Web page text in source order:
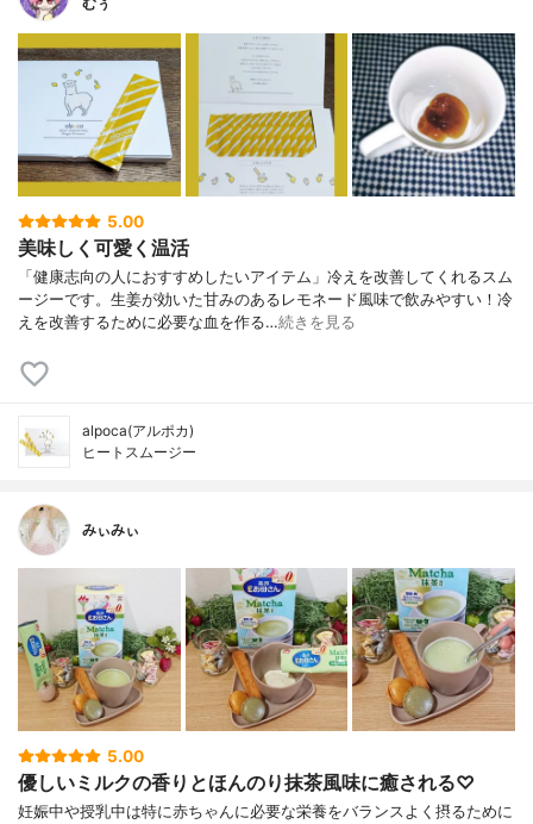
5.00
美味しく可愛く温活
「健康志向の人におすすめしたいアイテム」冷えを改善してくれるスム
ージーです。生姜が効いた甘みのあるレモネード風味で飲みやすい！冷
えを改善するために必要な血を作る…続きを見る
alpoca(アルポカ)
ヒートスムージー
みぃみぃ
5.00
優しいミルクの香りとほんのり抹茶風味に癒される♡
妊娠中や授乳中は特に赤ちゃんに必要な栄養をバランスよく摂るために